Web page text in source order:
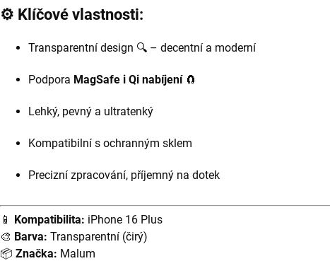
⚙️ Klíčové vlastnosti:
Transparentní design 🔍 – decentní a moderní
Podpora MagSafe i Qi nabíjení🧲
Lehký, pevný a ultratenký
Kompatibilní s ochranným sklem
Precizní zpracování, příjemný na dotek
📱 Kompatibilita: iPhone 16 Plus
🎨 Barva: Transparentní (čirý)
📦 Značka: Malum